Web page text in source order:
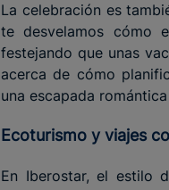
La celebración es
te desvelamos cómo
festejando que unas
acerca de cómo
una escapada
Ecoturismo y viajes
En Iberostar, el estilo